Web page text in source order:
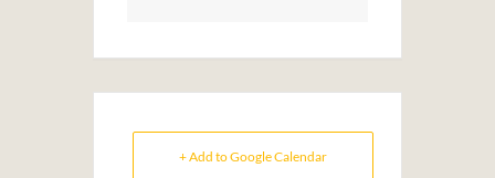
+ Add to Google Calendar